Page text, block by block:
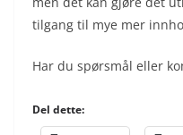
tilgang til mye mer
Har du spørsmål eller
Del dette: